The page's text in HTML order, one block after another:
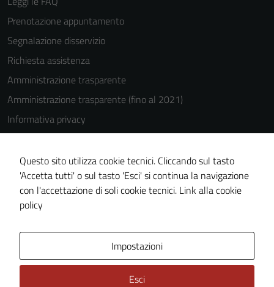
Prenotazione appuntamento
Segnalazione disservizio
Richiesta assistenza
Amministrazione trasparente
Amministrazione trasparente (fino al 2021)
Informativa privacy
Cookie Policy
Note legali
Dichiarazione di accessibilità
Piano di miglioramento del sito
Questo sito utilizza cookie tecnici. Cliccando sul tasto
'Accetta tutti' o sul tasto 'Esci' si continua la navigazione
con l'accettazione di soli cookie tecnici. Link alla cookie
policy
Impostazioni
Esci
per il
essere
disabilitati.
Questi cookie
personali.